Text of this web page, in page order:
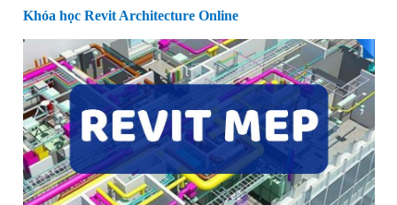
Khóa học Revit Architecture Online